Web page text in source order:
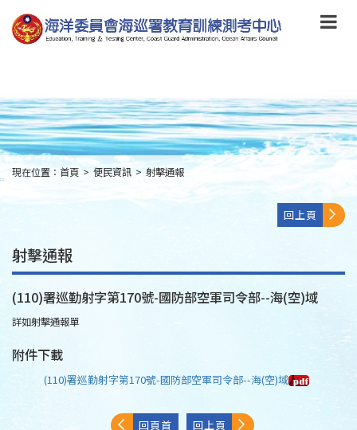
到
主
要
to
main
content
:::
現在位置： 首頁 > 便民資訊 > 射擊通報
回上頁
射擊通報
(110)署巡勤射字第170號-國防部空軍司令部--海(空)域
詳如射擊通報單
附件下載
(110)署巡勤射字第170號-國防部空軍司令部--海(空)域
回頁首 回上頁